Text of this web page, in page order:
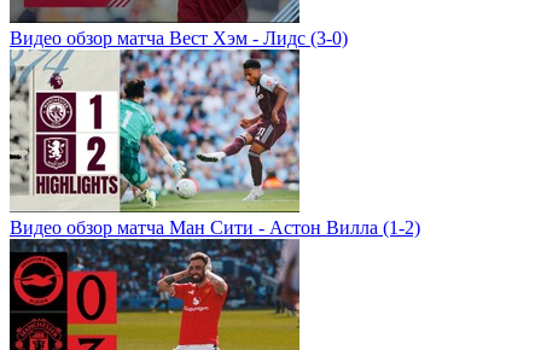
Видео обзор матча Вест Хэм - Лидс (3-0)
Видео обзор матча Ман Сити - Астон Вилла (1-2)